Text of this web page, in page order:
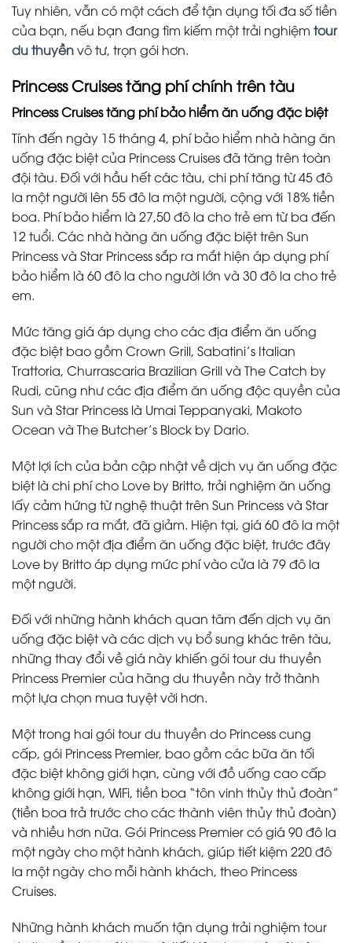
Tuy nhiên, vẫn có một cách để tận dụng tối đa số tiền
của bạn, nếu bạn đang tìm kiếm một trải nghiệm tour
du thuyềnvô tư, trọn gói hơn.
Princess Cruises tăng phí chính trên tàu
Princess Cruises tăng phí bảo hiểm ăn uống đặc biệt
Tính đến ngày 15 tháng 4, phí bảo hiểm nhà hàng ăn
uống đặc biệt của Princess Cruises đã tăng trên toàn
đội tàu. Đối với hầu hết các tàu, chi phí tăng từ 45 đô
la một người lên 55 đô la một người, cộng với 18% tiền
boa. Phí bảo hiểm là 27,50 đô la cho trẻ em từ ba đến
12 tuổi. Các nhà hàng ăn uống đặc biệt trên Sun
Princess và Star Princess sắp ra mắt hiện áp dụng phí
bảo hiểm là 60 đô la cho người lớn và 30 đô la cho trẻ
em.
Mức tăng giá áp dụng cho các địa điểm ăn uống
đặc biệt bao gồm Crown Grill, Sabatini’s Italian
Trattoria, Churrascaria Brazilian Grill và The Catch by
Rudi, cũng như các địa điểm ăn uống độc quyền của
Sun và Star Princess là Umai Teppanyaki, Makoto
Ocean và The Butcher’s Block by Dario.
Một lợi ích của bản cập nhật về dịch vụ ăn uống đặc
biệt là chi phí cho Love by Britto, trải nghiệm ăn uống
lấy cảm hứng từ nghệ thuật trên Sun Princess và Star
Princess sắp ra mắt, đã giảm. Hiện tại, giá 60 đô la một
người cho một địa điểm ăn uống đặc biệt, trước đây
Love by Britto áp dụng mức phí vào cửa là 79 đô la
một người.
Đối với những hành khách quan tâm đến dịch vụ ăn
uống đặc biệt và các dịch vụ bổ sung khác trên tàu,
những thay đổi về giá này khiến gói tour du thuyền
Princess Premier của hãng du thuyền này trở thành
một lựa chọn mua tuyệt vời hơn.
Một trong hai gói tour du thuyền do Princess cung
cấp, gói Princess Premier, bao gồm các bữa ăn tối
đặc biệt không giới hạn, cùng với đồ uống cao cấp
không giới hạn, WiFi, tiền boa “tôn vinh thủy thủ đoàn”
(tiền boa trả trước cho các thành viên thủy thủ đoàn)
và nhiều hơn nữa. Gói Princess Premier có giá 90 đô la
một ngày cho một hành khách, giúp tiết kiệm 220 đô
la một ngày cho mỗi hành khách, theo Princess
Cruises.
Những hành khách muốn tận dụng trải nghiệm tour